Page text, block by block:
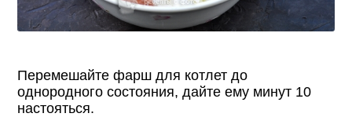
Перемешайте фарш для котлет до
однородного состояния, дайте ему минут 10
настояться.